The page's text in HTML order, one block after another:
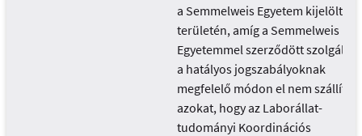
a Semmelweis Egyetem kijelölt
területén, amíg a Semmelweis
Egyetemmel szerződött
a hatályos jogszabályoknak
megfelelő módon el nem szállítja
azokat, hogy az Laborállat-
tudományi Koordinációs